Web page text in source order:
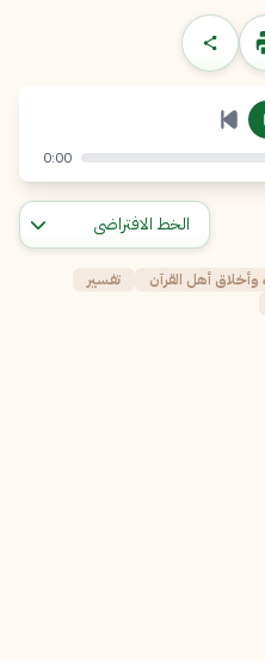
0:00
وأخلاق أهل القرآن
تفسير